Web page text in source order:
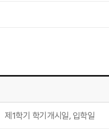
제1학기 학기개시일, 입학일